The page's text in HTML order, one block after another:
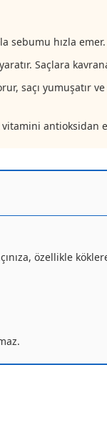
sebumu hızla
Saçlara
saçı yumuşatır
vitamini antioksidan
özellikle